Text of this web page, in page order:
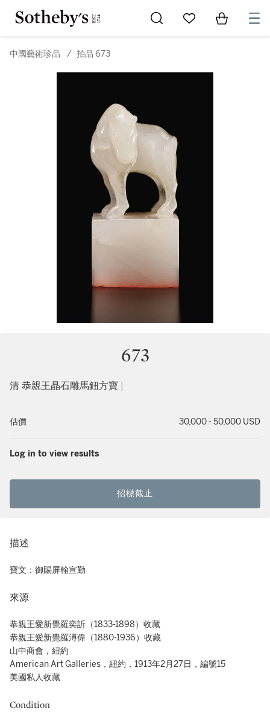
Go to My Favorites
Items in
中國藝術珍品 / 拍品 673
673
清 恭親王晶石雕馬鈕方寶 |
估價 30,000 - 50,000 USD
Log in to view results
招標截止
描述
寶文：御賜屏翰宣勤
來源
恭親王愛新覺羅奕訢（1833-1898）收藏
恭親王愛新覺羅溥偉（1880-1936）收藏
山中商會，紐約
American Art Galleries，紐約，1913年2月27日，編號15
美國私人收藏
Condition